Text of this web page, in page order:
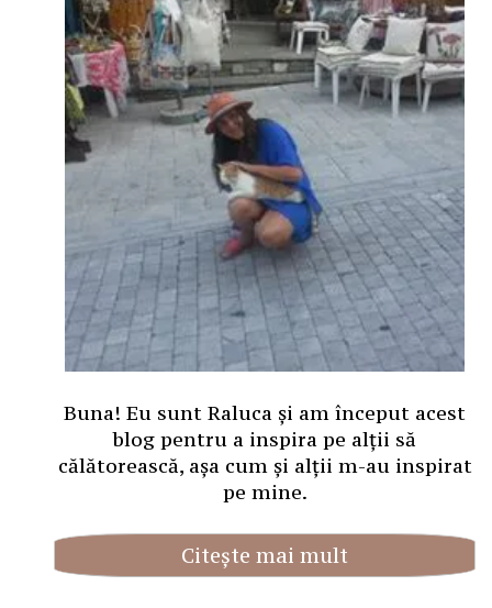
Buna! Eu sunt Raluca și am început acest
blog pentru a inspira pe alții să
călătorească, așa cum și alții m-au inspirat
pe mine.
Citește mai mult